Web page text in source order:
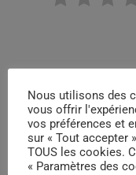
Nous utilisons des
vous offrir
vos préférences et
sur « Tout accepter
TOUS les cookies.
« Paramètres des